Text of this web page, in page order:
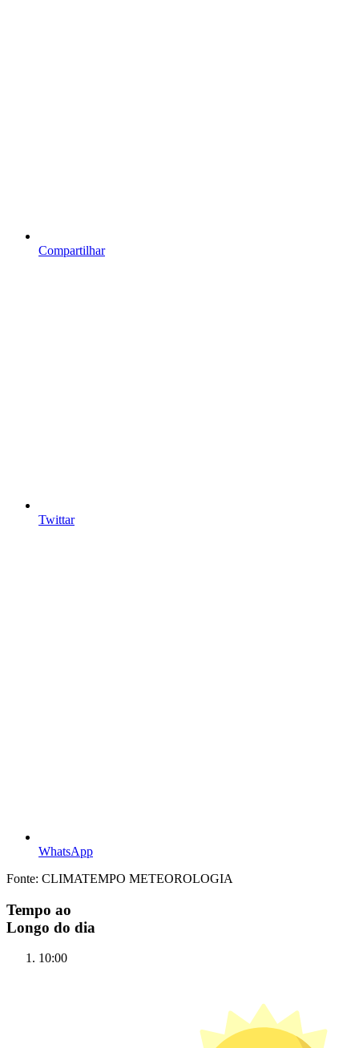
Compartilhar
Twittar
WhatsApp
Fonte: CLIMATEMPO METEOROLOGIA
Tempo ao
Longo do dia
10:00